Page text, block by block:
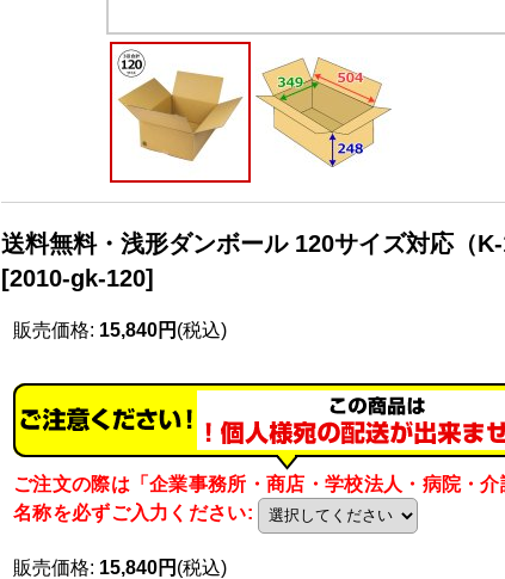
送料無料・浅形ダンボール 120サイズ対応（
[2010-gk-120]
販売価格: 15,840円 (税込)
ご注文の際は「企業事務所・商店・学校法人・病院・
名称を必ずご入力ください:
販売価格: 15,840円 (税込)